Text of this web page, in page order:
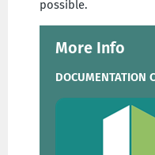
possible.
More Info